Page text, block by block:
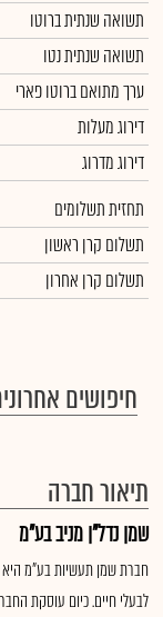
תשואה שנתית ברוטו
תשואה שנתית נטו
ערך מתואם ברוטו פארי
דירוג מעלות
דירוג מדרוג
תחזית תשלומים
תשלום קרן ראשון
תשלום קרן אחרון
חיפושים
תיאור חברה
שמן נדל"ן מניב בע"מ
חברת שמן תעשיות בע"מ
לבעלי חיים. כיום עוסקת